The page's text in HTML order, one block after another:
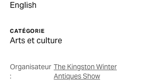
English
CATÉGORIE
Arts et culture
Organisateur
:
The Kingston Winter
Antiques Show